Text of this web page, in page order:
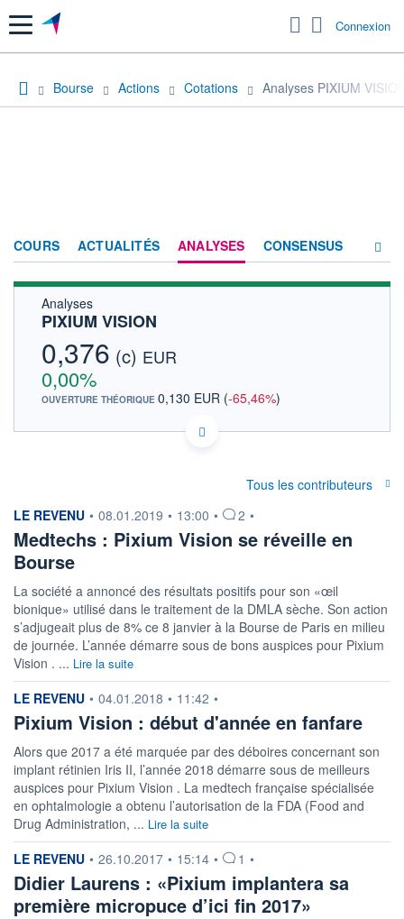
Menu Connexion
Bourse Actions Cotations Analyses PIXIUM
COURS ACTUALITÉS ANALYSES CONSENSUS
ACTIONNAIRES
Analyses
PIXIUM VISION
0,376 (c) EUR
0,00%
OUVERTURE THÉORIQUE 0,130 EUR (-65,46%)
SECTEUR
Équipements médicaux
OUVERTURE
+ HAUT
0,000
+ BAS
0,000
VOLUME CAPITAL ÉCHANGÉ
VALORISATION
2 MEUR
DERNIER ÉCHANGE
30.01.24 / 17:35:26
LIMITE À LA
0,000
LIMITE À LA
0,000
ESTIMÉ 2026
-
2026
-
DIVIDENDE
0,00 EUR
DERNIER
DIVIDENDE
-
PROCHAIN
DIVIDENDE
Tous les contributeurs
information fournie par
LE REVENU • 08.01.2019 • 13:00 • 2 •
Medtechs : Pixium Vision se réveille en
Bourse
La société a annoncé des résultats positifs pour son «œil
bionique» utilisé dans le traitement de la DMLA sèche. Son action
s’adjugeait plus de 8% ce 8 janvier à la Bourse de Paris en milieu
de journée. L’année démarre sous de bons auspices pour Pixium
Vision . ... Lire la suite
information fournie par
LE REVENU • 04.01.2018 • 11:42 •
Pixium Vision : début d'année en fanfare
Alors que 2017 a été marquée par des déboires concernant son
implant rétinien Iris II, l’année 2018 démarre sous de meilleurs
auspices pour Pixium Vision . La medtech française spécialisée
en ophtalmologie a obtenu l’autorisation de la FDA (Food and
Drug Administration, ... Lire la suite
information fournie par
LE REVENU • 26.10.2017 • 15:14 • 1 •
Didier Laurens : «Pixium implantera sa
première micropuce d’ici fin 2017»